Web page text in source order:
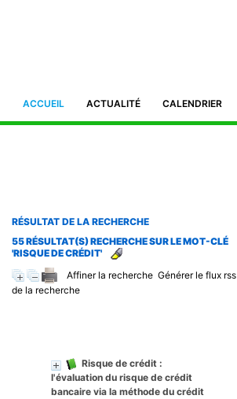
RÉSULTAT DE LA RECHERCHE
55 RÉSULTAT(S) RECHERCHE SUR LE MOT-CLÉ
'RISQUE DE CRÉDIT'
Affiner la recherche Générer le flux rss
de la recherche
Risque de crédit :
l'évaluation du risque de crédit
bancaire via la méthode du crédit
ACCUEIL ACTUALITÉ CALENDRIER